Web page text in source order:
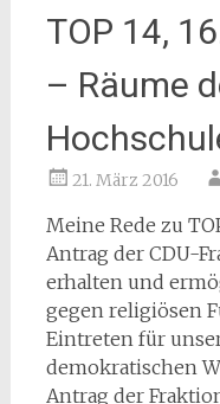
TOP 14,
– Räume
21. März 2016
Meine Rede zu
Antrag der CDU-
erhalten und
gegen religiösen
Eintreten für
demokratischen
Antrag der